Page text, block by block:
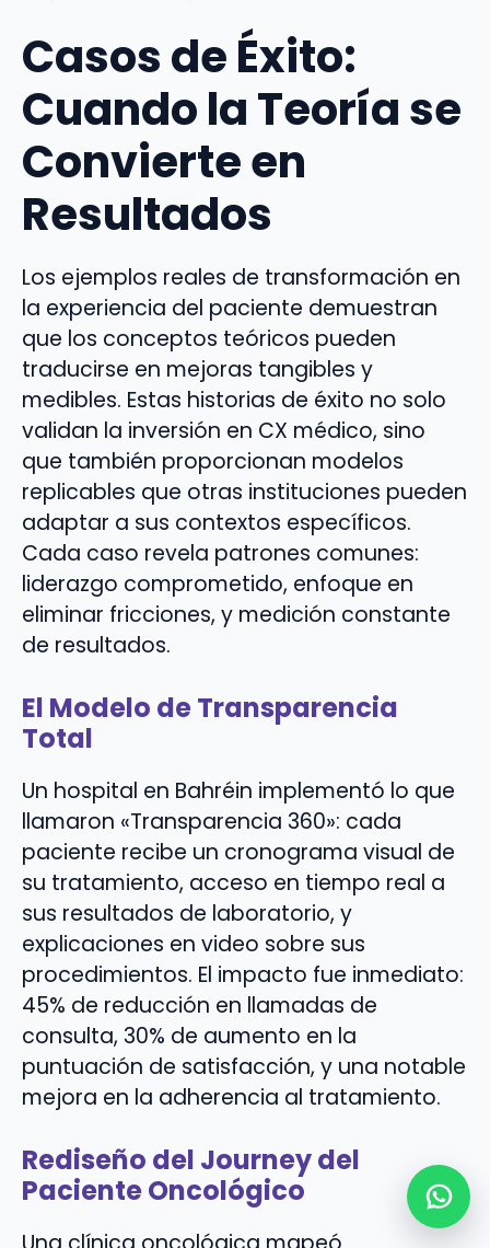
Casos de Éxito:
Cuando la Teoría se
Convierte en
Resultados
Los ejemplos reales de transformación en
la experiencia del paciente demuestran
que los conceptos teóricos pueden
traducirse en mejoras tangibles y
medibles. Estas historias de éxito no solo
validan la inversión en CX médico, sino
que también proporcionan modelos
replicables que otras instituciones pueden
adaptar a sus contextos específicos.
Cada caso revela patrones comunes:
liderazgo comprometido, enfoque en
eliminar fricciones, y medición constante
de resultados.
El Modelo de Transparencia
Total
Un hospital en Bahréin implementó lo que
llamaron «Transparencia 360»: cada
paciente recibe un cronograma visual de
su tratamiento, acceso en tiempo real a
sus resultados de laboratorio, y
explicaciones en video sobre sus
procedimientos. El impacto fue inmediato:
45% de reducción en llamadas de
consulta, 30% de aumento en la
puntuación de satisfacción, y una notable
mejora en la adherencia al tratamiento.
Rediseño del Journey del
Paciente Oncológico